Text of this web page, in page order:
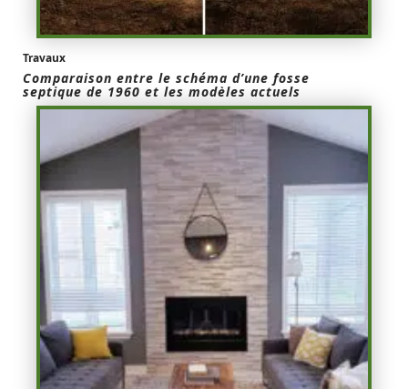
Travaux
Comparaison entre le schéma d’une fosse
septique de 1960 et les modèles actuels